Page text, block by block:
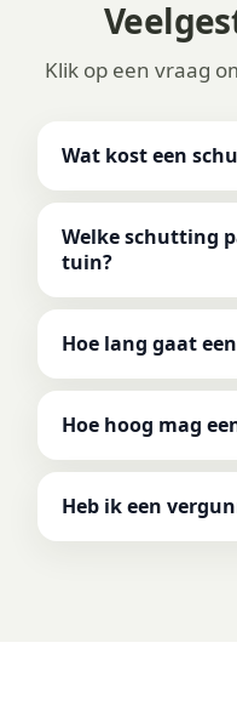
Klik op een vraag
Wat kost een
Welke schutting
tuin?
Hoe lang gaat
Hoe hoog mag
Heb ik een